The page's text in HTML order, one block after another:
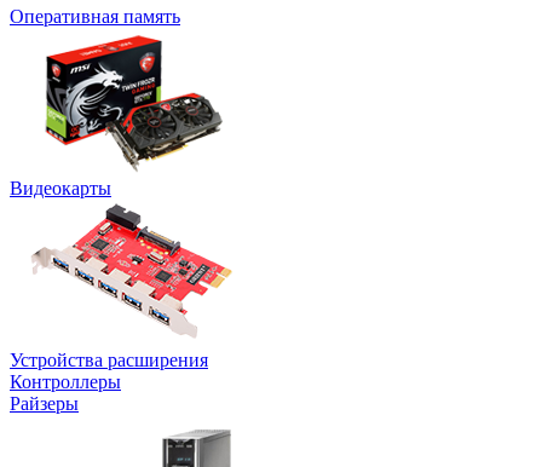
Оперативная память
Видеокарты
Устройства расширения
Контроллеры
Райзеры